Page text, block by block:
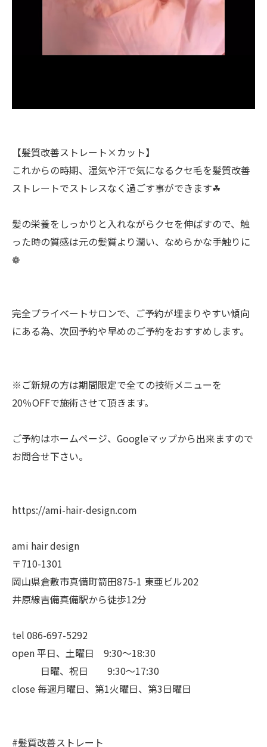
【髪質改善ストレート×カット】
これからの時期、湿気や汗で気になるクセ毛を髪質改善
ストレートでストレスなく過ごす事ができます☘︎
髪の栄養をしっかりと入れながらクセを伸ばすので、触
った時の質感は元の髪質より潤い、なめらかな手触りに
❁
完全プライベートサロンで、ご予約が埋まりやすい傾向
にある為、次回予約や早めのご予約をおすすめします。
※ご新規の方は期間限定で全ての技術メニューを
20％OFFで施術させて頂きます。
ご予約はホームページ、Googleマップから出来ますので
お問合せ下さい。
https://ami-hair-design.com
ami hair design
〒710-1301
岡山県倉敷市真備町箭田875-1 東亜ビル202
井原線吉備真備駅から徒歩12分
tel 086-697-5292
open 平日、土曜日 9:30〜18:30
日曜、祝日 9:30〜17:30
close 毎週月曜日、第1火曜日、第3日曜日
#髪質改善ストレート